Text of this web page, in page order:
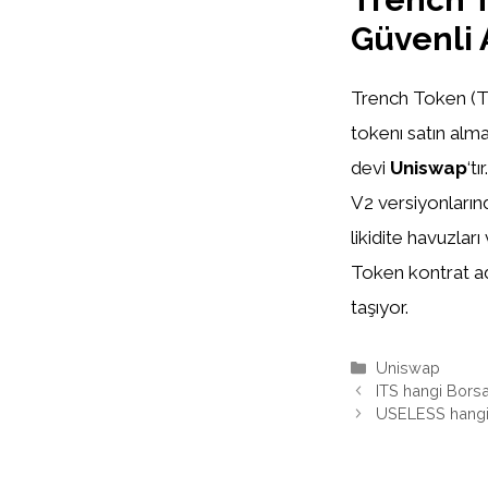
Güvenli
Trench Token
tokenı satın
devi Uniswap
V2
likidite havuzları
Token kontrat
taşıyor.
Kategoriler
Uniswap
ITS hangi
USELESS